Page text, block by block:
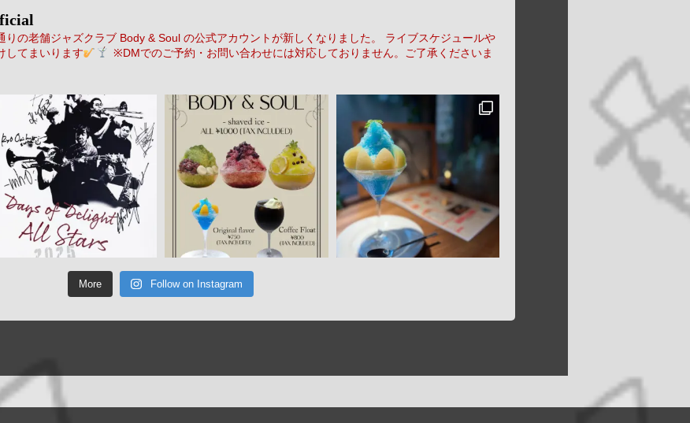
りの老舗ジャズクラブ Body & Soul の公式アカウントが新しくなりました。
ライブスケジュールや
してまいります
※DMでのご予約・お問い合わせには対応しておりません。ご了承くださいま
More Follow on Instagram